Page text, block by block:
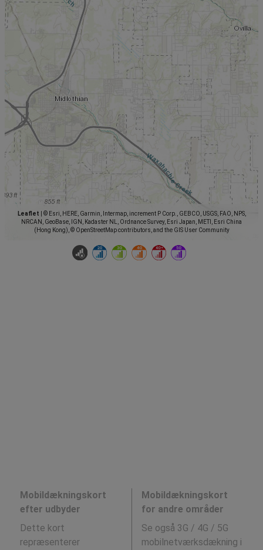
Leaflet
© Esri, HERE, Garmin, Intermap, increment P Corp., GEBCO, USGS, FAO, NPS,
NRCAN, GeoBase, IGN, Kadaster NL, Ordnance Survey, Esri Japan, METI, Esri China
(Hong Kong), © OpenStreetMap contributors, and the GIS User Community
Mobildækningskort
efter udbyder
Dette kort
repræsenterer
Mobildækningskort
for andre områder
Se også 3G / 4G / 5G
mobilnetværksdækning i